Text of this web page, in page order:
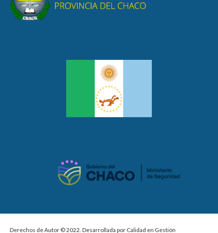
Derechos de Autor © 2022. Desarrollada por Calidad en Gestión